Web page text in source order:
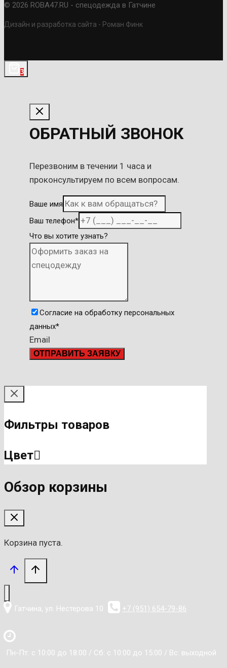
© 2026 ROBA47.RU - спецодежда в Гатчине
Дизайн и разработка сайта - Роман Финк
3
ОБРАТНЫЙ ЗВОНОК
Перезвоним в течении 1 часа и
проконсультируем по всем вопросам.
Ваше имя
Ваш телефон*
Что вы хотите узнать?
Согласие на обработку персональных
данных*
Email
ОТПРАВИТЬ ЗАЯВКУ
Фильтры товаров
Цвет
Обзор корзины
Корзина пуста.
Гатчина, ул. Нестерова 10 +7 (951) 654-79-86
Пн-Пт: с 10:00 до 18:00 / Сб: с 10:00 до 15:00 / Вс: выходной